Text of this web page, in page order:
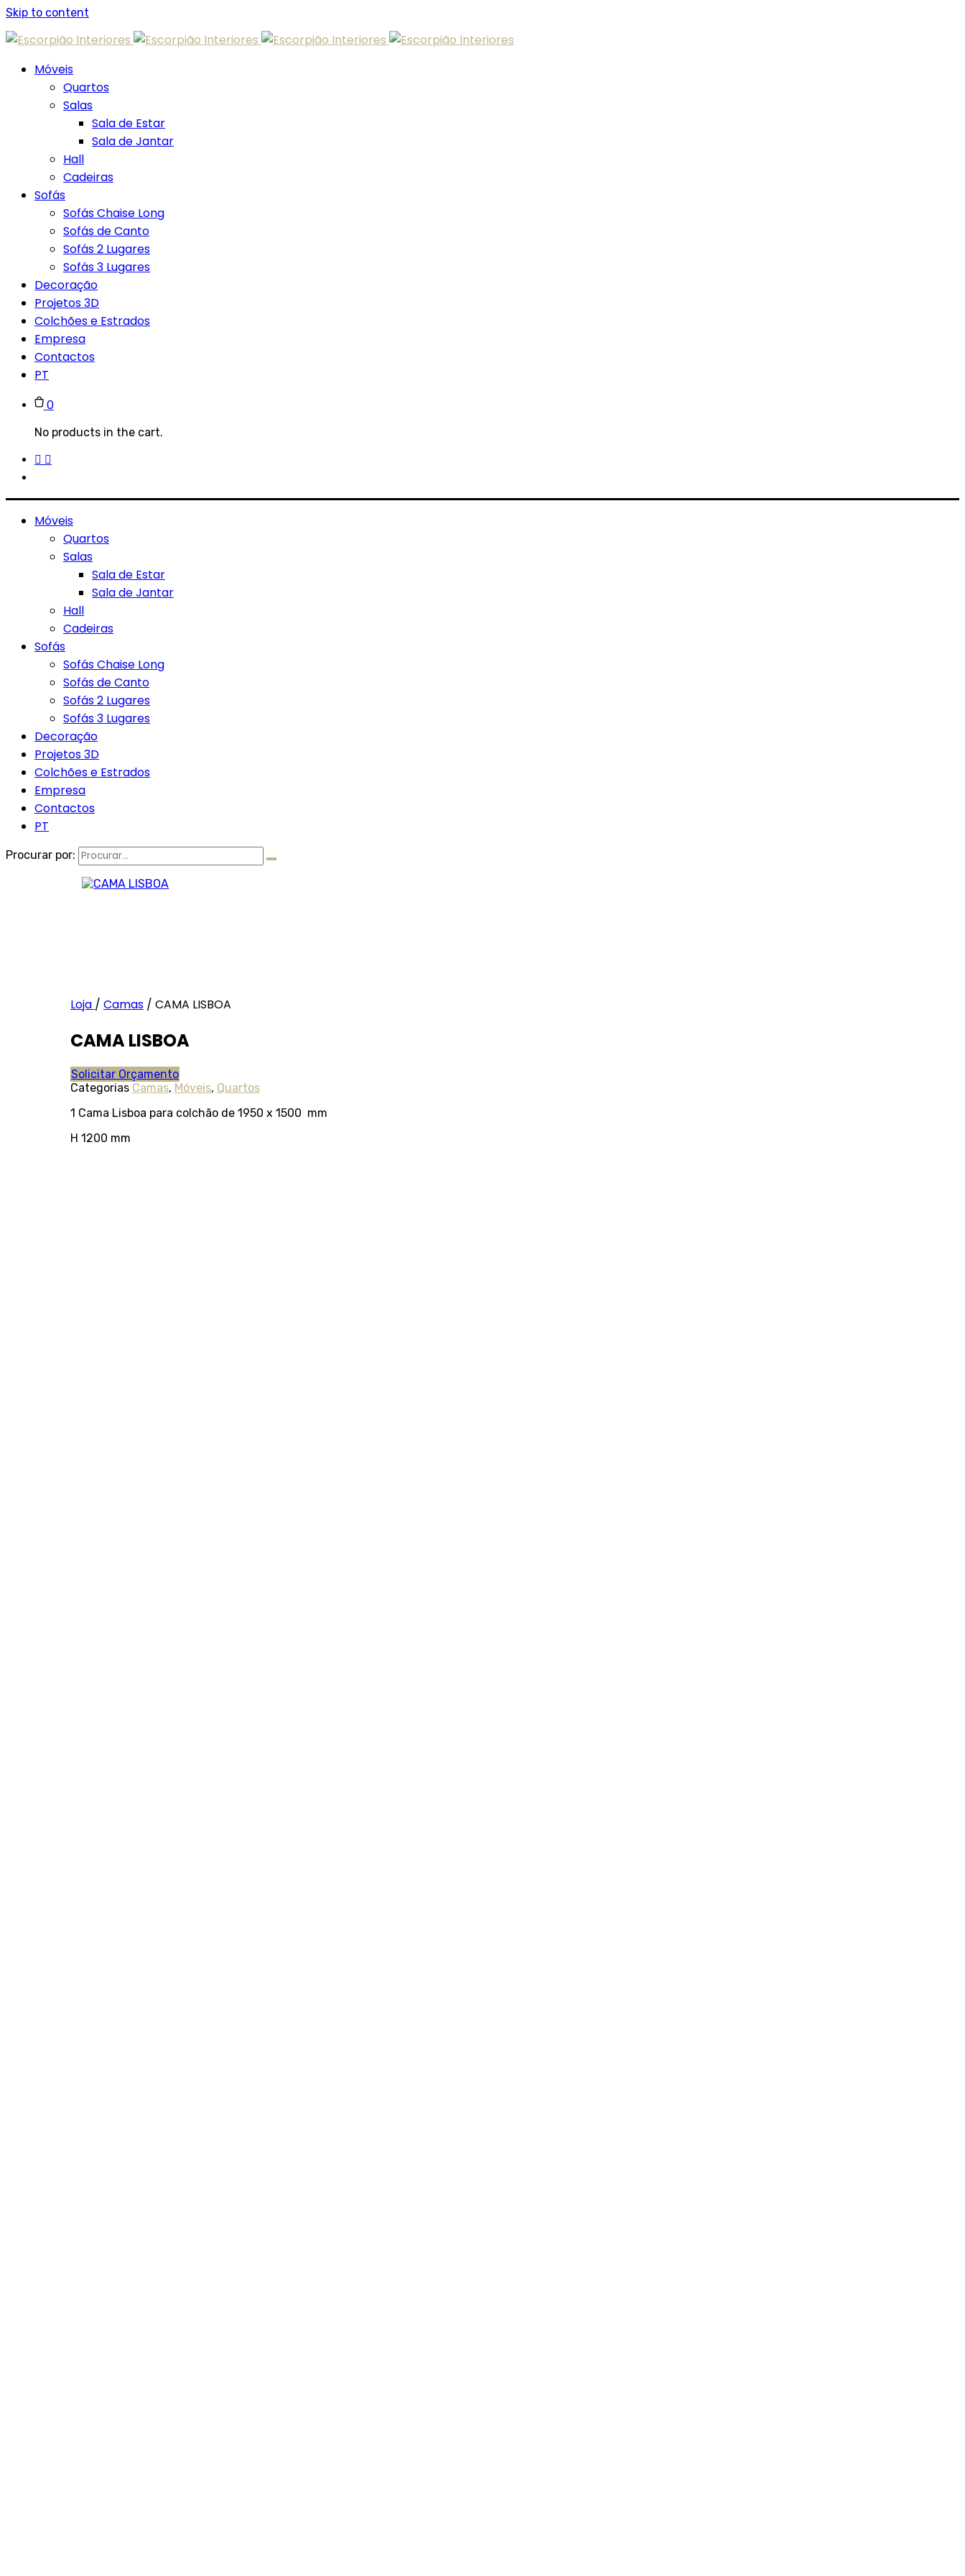
Skip to content
Móveis
Quartos
Salas
Sala de Estar
Sala de Jantar
Hall
Cadeiras
Sofás
Sofás Chaise Long
Sofás de Canto
Sofás 2 Lugares
Sofás 3 Lugares
Decoração
Projetos 3D
Colchões e Estrados
Empresa
Contactos
PT
0
No products in the cart.
Móveis
Quartos
Salas
Sala de Estar
Sala de Jantar
Hall
Cadeiras
Sofás
Sofás Chaise Long
Sofás de Canto
Sofás 2 Lugares
Sofás 3 Lugares
Decoração
Projetos 3D
Colchões e Estrados
Empresa
Contactos
PT
Procurar por:
Loja / Camas / CAMA LISBOA
CAMA LISBOA
Solicitar Orçamento
Categorias Camas, Móveis, Quartos
1 Cama Lisboa para colchão de 1950 x 1500 mm
H 1200 mm